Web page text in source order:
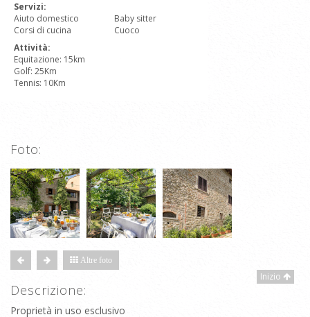
Servizi:
Aiuto domestico
Baby sitter
Corsi di cucina
Cuoco
Attività:
Equitazione: 15km
Golf: 25Km
Tennis: 10Km
Foto:
Altre foto
Inizio
Descrizione:
Proprietà in uso esclusivo